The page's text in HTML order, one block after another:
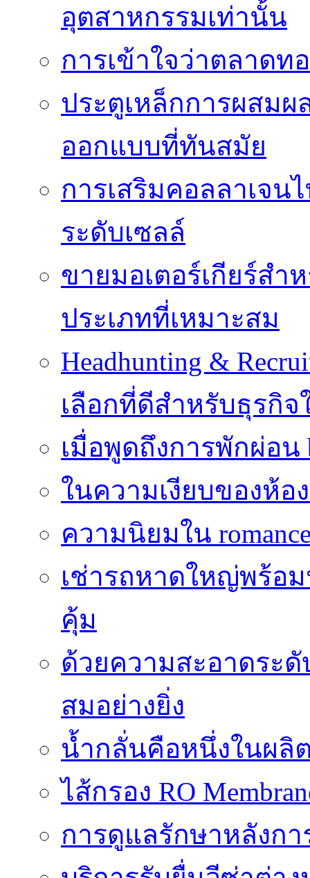
อุตสาหกรรมเท่านั้น
การเข้าใจว่าตลาดท
ประตูเหล็กการผสม
ออกแบบที่ทันสมัย
การเสริมคอลลาเจน
ระดับเซลล์
ขายมอเตอร์เกียร์สำ
ประเภทที่เหมาะสม
Headhunting &
เลือกที่ดีสำหรับธุรกิจ
เมื่อพูดถึงการพักผ่อน
ในความเงียบของห้อ
ความนิยมใน
เช่ารถหาดใหญ่พร้อ
คุ้ม
ด้วยความสะอาดระดั
สมอย่างยิ่ง
น้ำกลั่นคือหนึ่งในผ
ไส้กรอง RO
การดูแลรักษาหลังกา